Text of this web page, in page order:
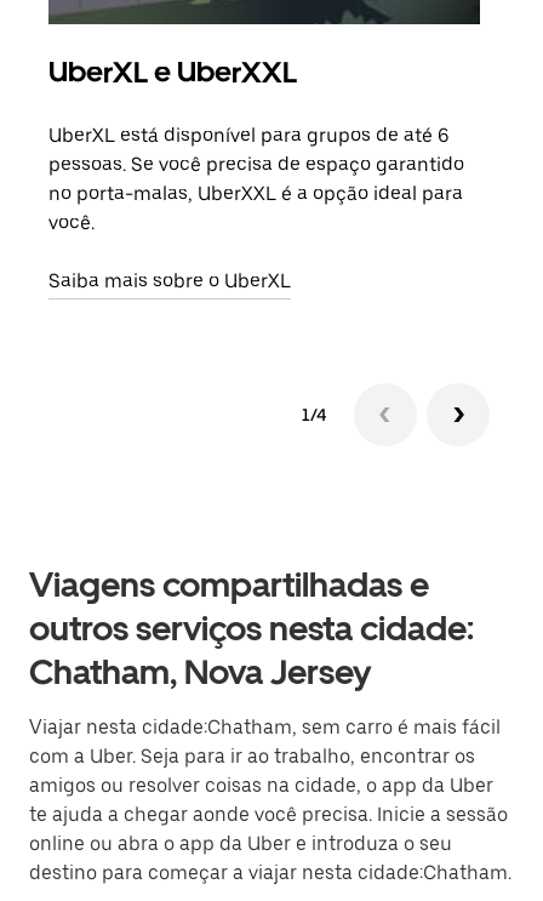
UberXL e UberXXL
UberXL está disponível para grupos de até 6
pessoas. Se você precisa de espaço garantido
no porta-malas, UberXXL é a opção ideal para
você.
Saiba mais sobre o UberXL
1/4
Viagens compartilhadas e
outros serviços nesta cidade:
Chatham, Nova Jersey
Viajar nesta cidade:Chatham, sem carro é mais fácil
com a Uber. Seja para ir ao trabalho, encontrar os
amigos ou resolver coisas na cidade, o app da Uber
te ajuda a chegar aonde você precisa. Inicie a sessão
online ou abra o app da Uber e introduza o seu
destino para começar a viajar nesta cidade:Chatham.